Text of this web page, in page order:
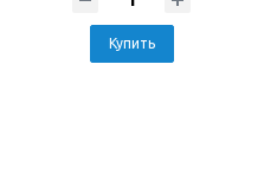
Купить